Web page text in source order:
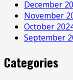
December
November
October
September
Categories